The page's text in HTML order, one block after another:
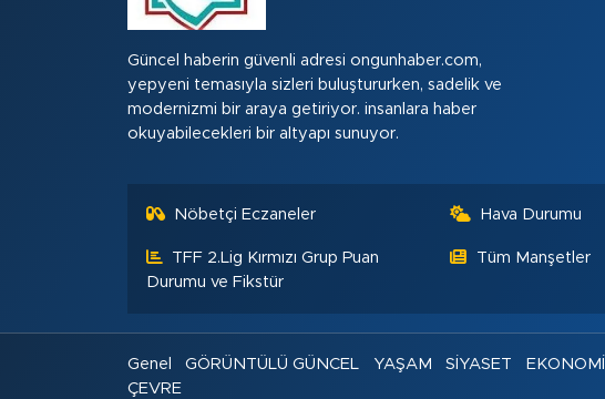
Güncel haberin güvenli adresi ongunhaber.com,
yepyeni temasıyla sizleri buluştururken, sadelik ve
modernizmi bir araya getiriyor. insanlara haber
okuyabilecekleri bir altyapı sunuyor.
Nöbetçi Eczaneler Hava Durumu
TFF 2.Lig Kırmızı Grup Puan
Durumu ve Fikstür
Tüm Manşetler
Genel GÖRÜNTÜLÜ GÜNCEL YAŞAM SİYASET EKONOMİ
ÇEVRE